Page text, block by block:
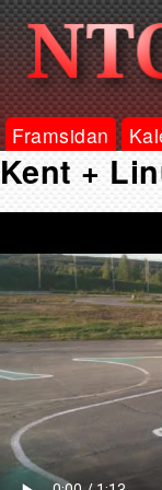
Framsidan
Kent +